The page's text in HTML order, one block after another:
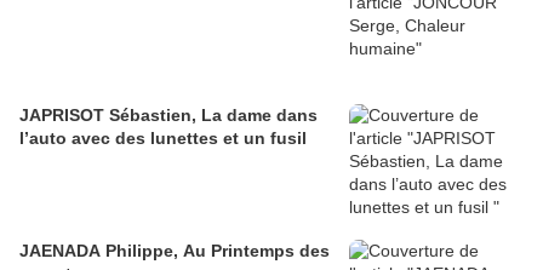
JAPRISOT Sébastien, La dame dans
l’auto avec des lunettes et un fusil
JAENADA Philippe, Au Printemps des